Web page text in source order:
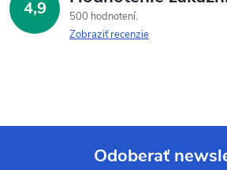
4,9
500 hodnotení
Zobraziť recenzie
Odoberať